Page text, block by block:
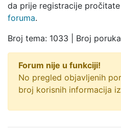
da prije registracije pročitate
foruma.
Broj tema: 1033 | Broj
Forum nije u funkciji!
No pregled objavljenih
broj korisnih informacija